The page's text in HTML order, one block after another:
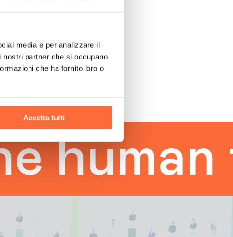
media e per analizzare il
partner che si occupano
che ha fornito loro o
Accetta tutti